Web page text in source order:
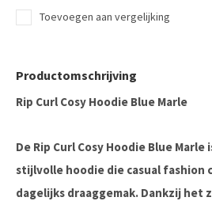
Toevoegen aan vergelijking
Productomschrijving
Rip Curl Cosy Hoodie Blue Marle
De Rip Curl Cosy Hoodie Blue
stijlvolle hoodie die casual fashion
dagelijks draaggemak. Dankzij het